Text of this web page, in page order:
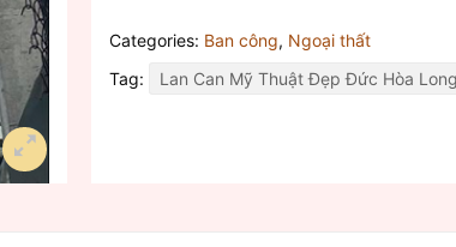
Categories: Ban công, Ngoại thất
Tag:
Lan Can Mỹ Thuật Đẹp Đức Hòa